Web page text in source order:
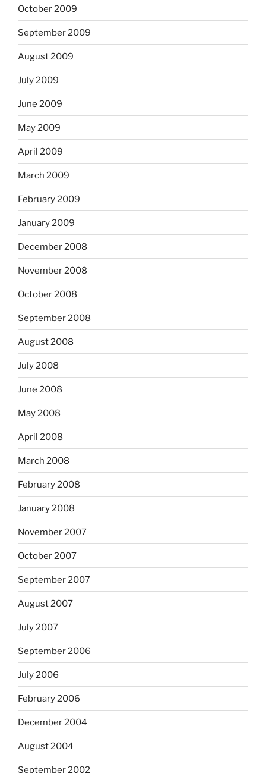
October 2009
September 2009
August 2009
July 2009
June 2009
May 2009
April 2009
March 2009
February 2009
January 2009
December 2008
November 2008
October 2008
September 2008
August 2008
July 2008
June 2008
May 2008
April 2008
March 2008
February 2008
January 2008
November 2007
October 2007
September 2007
August 2007
July 2007
September 2006
July 2006
February 2006
December 2004
August 2004
September 2002